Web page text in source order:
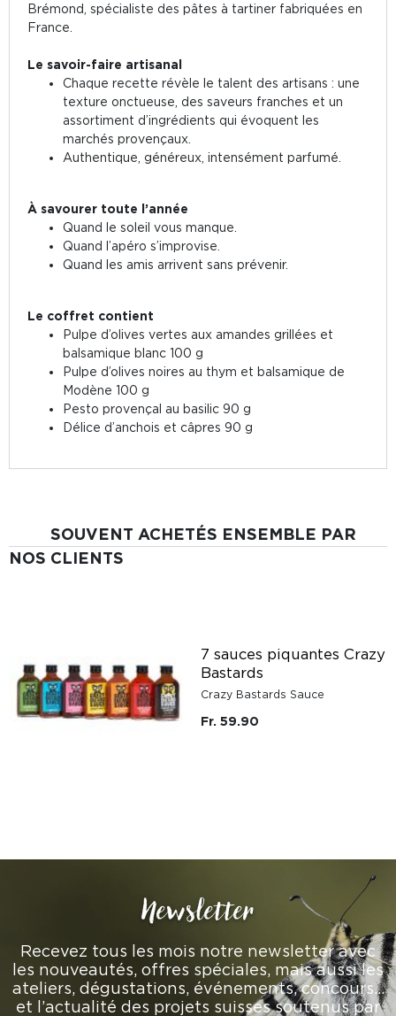
Brémond, spécialiste des pâtes à tartiner fabriquées en
France.
Le savoir-faire artisanal
Chaque recette révèle le talent des artisans : une
texture onctueuse, des saveurs franches et un
assortiment d’ingrédients qui évoquent les
marchés provençaux.
Authentique, généreux, intensément parfumé.
À savourer toute l’année
Quand le soleil vous manque.
Quand l’apéro s’improvise.
Quand les amis arrivent sans prévenir.
Le coffret contient
Pulpe d’olives vertes aux amandes grillées et
balsamique blanc 100 g
Pulpe d’olives noires au thym et balsamique de
Modène 100 g
Pesto provençal au basilic 90 g
Délice d’anchois et câpres 90 g
SOUVENT ACHETÉS ENSEMBLE PAR
NOS CLIENTS
7 sauces piquantes Crazy
Bastards
Crazy Bastards Sauce
Fr. 59.90
Newsletter
Recevez tous les mois notre newsletter avec
les nouveautés, offres spéciales, mais aussi les
ateliers, dégustations, événements, concours…
et l’actualité des projets suisses soutenus par